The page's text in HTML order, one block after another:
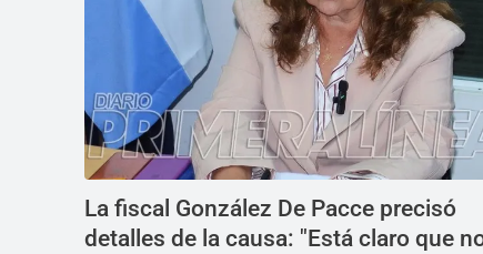
La fiscal González De Pacce precisó
detalles de la causa: "Está claro que